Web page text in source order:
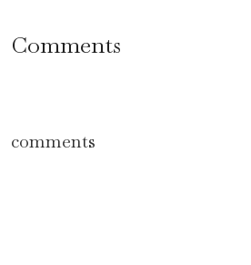
Comments
comments